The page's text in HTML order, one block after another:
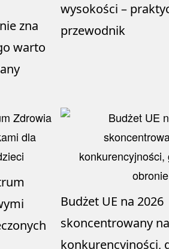
zna
warto
wysokości –
przewodnik
Budżet UE na 2026
skoncentrowany na
konkurencyjności,